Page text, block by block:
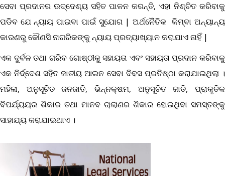
ସେବା ପ୍ରଦାନର ଉଦ୍ଦେଶ୍ୟ ସହିତ ପାଳନ କରନ୍ତି, ଏହା ନିଶ୍ଚିତ କରିବାକୁ
ପଡିବ ଯେ ନ୍ୟାୟ ପାଇବା ପାଇଁ ସୁଯୋଗ | ଅର୍ଥନୈତିକ କିମ୍ବା ଅନ୍ୟାନ୍ୟ
କାରଣରୁ କୌଣସି ନାଗରିକଙ୍କୁ ନ୍ୟାୟ ପ୍ରତ୍ୟାଖ୍ୟାନ କରାଯାଏ ନାହିଁ |
ଏକ ଦୁର୍ବଳ ତଥା ଗରିବ ଗୋଷ୍ଠୀକୁ ସହାୟତା ଏବଂ ସହାୟତା ପ୍ରଦାନ କରିବାକୁ
ଏକ ନିର୍ଦ୍ଦେଶ ସହିତ ଜାତୀୟ ଆଇନ ସେବା ଦିବସ ପ୍ରତିଷ୍ଠା କରାଯାଇଥିଲା ।
ମହିଳା, ଅନୁସୂଚିତ ଜନଜାତି, ଭିନ୍ନକ୍ଷମ, ଅନୁସୂଚିତ ଜାତି, ପ୍ରାକୃତିକ
ବିପର୍ଯ୍ୟୟର ଶିକାର ତଥା ମାନବ ଚାଲାଣର ଶିକାର ହୋଇଥିବା ସମସ୍ତଙ୍କୁ
ସାହାଯ୍ୟ କରାଯାଇଥାଏ ।